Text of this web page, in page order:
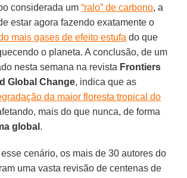
considerada um“ralo” de carbono, a
estar agora fazendo exatamente o
mais gases de efeito estufa do que
o planeta. A conclusão, de um
nesta semana na revista Frontiers
Global Change, indica que as
da maior floresta tropical do
mais do que nunca, de forma
global .
cenário, os mais de 30 autores do
uma vasta revisão de centenas de